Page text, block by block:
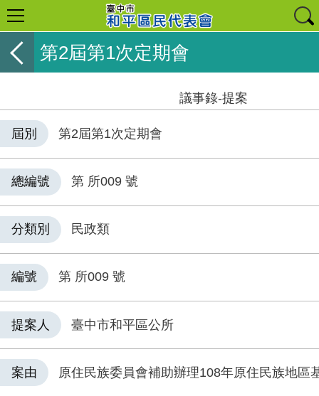
第2屆第1次定期會
議事錄-提案
屆別 第2屆第1次定期會
總編號 第 所009 號
分類別 民政類
編號 第 所009 號
提案人 臺中市和平區公所
案由 原住民族委員會補助辦理108年原住民族地區